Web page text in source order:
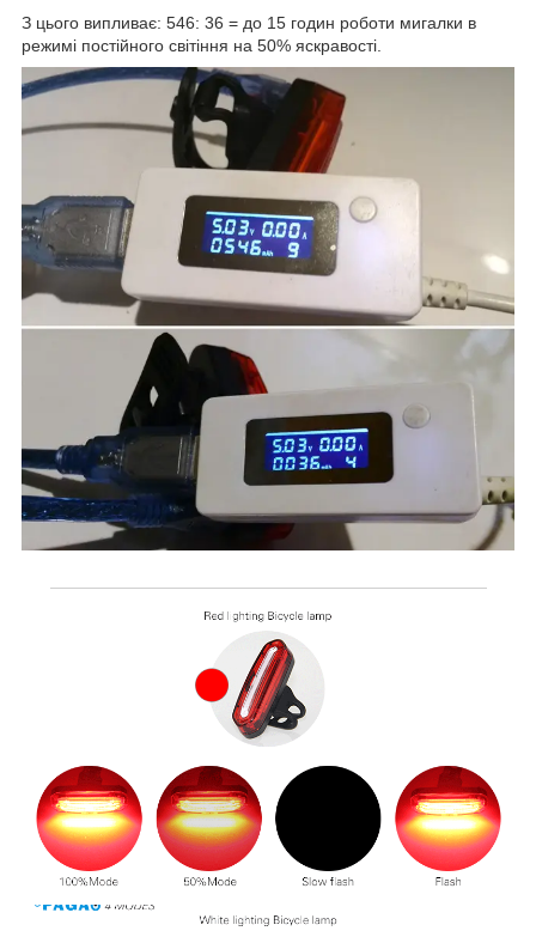
З цього випливає: 546: 36 = до 15 годин роботи мигалки в
режимі постійного світіння на 50% яскравості.